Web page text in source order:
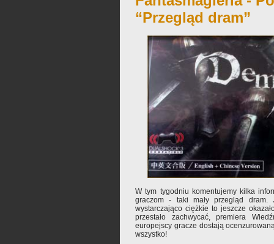
“Przegląd dram”
W tym tygodniu komentujemy kilka
graczom - taki mały przegląd dram.
wystarczająco ciężkie to jeszcze
przestało zachwycać, premiera
europejscy gracze dostają
wszystko!